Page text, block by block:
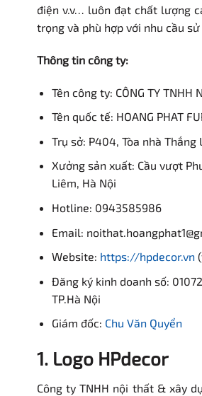
điện v.v… luôn đạt chất lượng
trọng và phù hợp với nhu cầu
Thông tin công ty:
Tên công ty: CÔNG TY TNHH
Tên quốc tế: HOANG PHAT
Trụ sở: P404, Tòa nhà
Xưởng sản xuất: Cầu vượt
Liêm, Hà Nội
Hotline: 0943585986
Email:
Website: https://hpdecor.vn
Đăng ký kinh doanh số:
TP.Hà Nội
Giám đốc: Chu Văn Quyển
1. Logo HPdecor
Công ty TNHH nội thất & xây